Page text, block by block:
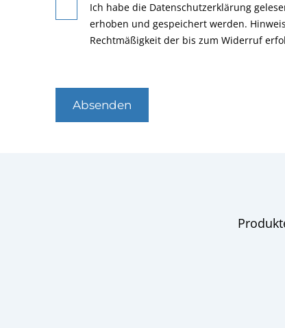
Ich habe die Datenschutzerklärung
erhoben und gespeichert werden.
Rechtmäßigkeit der bis zum Widerruf
Absenden